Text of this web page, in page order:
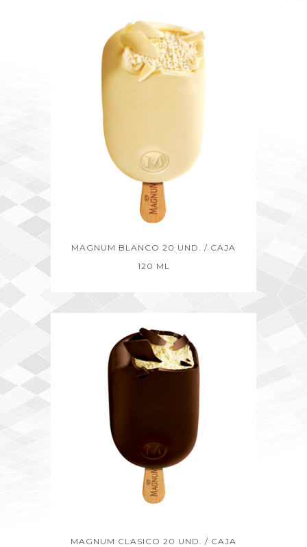
MAGNUM BLANCO 20 UND. / CAJA
120 ML
MAGNUM CLASICO 20 UND. / CAJA